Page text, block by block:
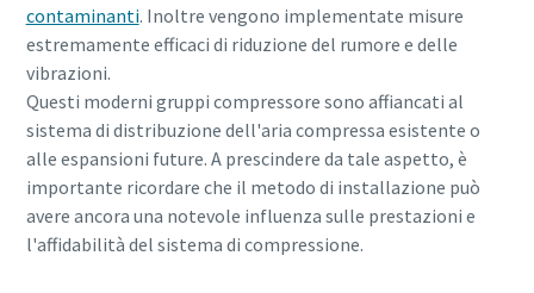
Tutto ciò che devi sapere sul tuo processo di
trasporto pneumatico
contaminanti. Inoltre vengono implementate misure
estremamente efficaci di riduzione del rumore e delle
vibrazioni.
Questi moderni gruppi compressore sono affiancati al
sistema di distribuzione dell'aria compressa esistente o
alle espansioni future. A prescindere da tale aspetto, è
importante ricordare che il metodo di installazione può
avere ancora una notevole influenza sulle prestazioni e
l'affidabilità del sistema di compressione.